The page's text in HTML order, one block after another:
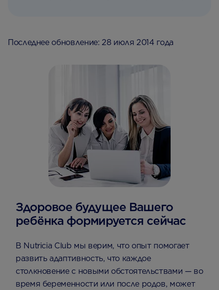
Последнее обновление: 28 июля 2014 года
Здоровое будущее Вашего
ребёнка формируется сейчас
В Nutricia Club мы верим, что опыт помогает
развить адаптивность, что каждое
столкновение с новыми обстоятельствами — во
время беременности или после родов, может